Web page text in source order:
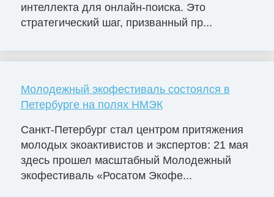
интеллекта для онлайн-поиска. Это
стратегический шаг, призванный пр...
Молодежный экофестиваль состоялся в
Петербурге на полях НМЭК
Санкт-Петербург стал центром притяжения
молодых экоактивистов и экспертов: 21 мая
здесь прошел масштабный Молодежный
экофестиваль «Росатом Экофе...